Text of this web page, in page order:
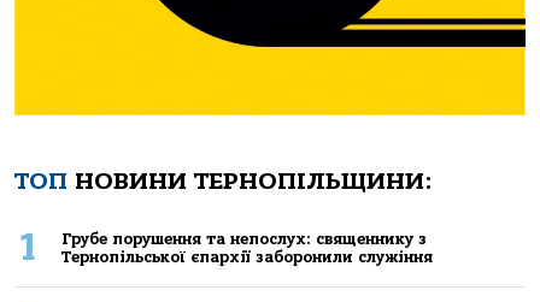
ТОП НОВИНИ ТЕРНОПІЛЬЩИНИ:
1
Грубе порушення та непослух: священнику з
Тернопільської єпархії заборонили служіння